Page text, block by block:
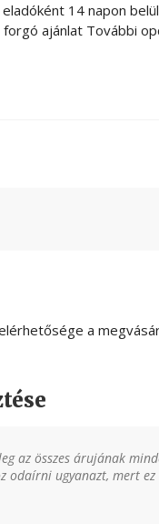
14 napon
ajánlat További
a
az összes árujának
odaírni ugyanazt, mert